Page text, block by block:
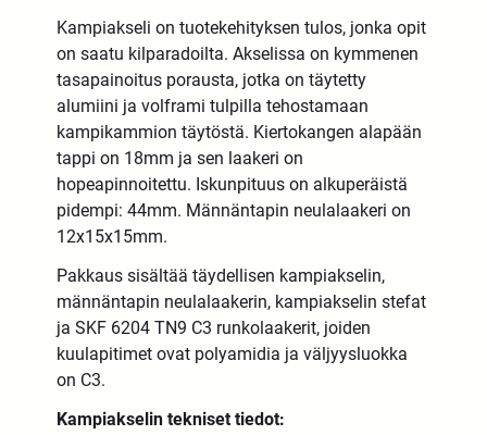
Kampiakseli on tuotekehityksen tulos, jonka opit
on saatu kilparadoilta. Akselissa on kymmenen
tasapainoitus porausta, jotka on täytetty
alumiini ja volframi tulpilla tehostamaan
kampikammion täytöstä. Kiertokangen alapään
tappi on 18mm ja sen laakeri on
hopeapinnoitettu. Iskunpituus on alkuperäistä
pidempi: 44mm. Männäntapin neulalaakeri on
12x15x15mm.
Pakkaus sisältää täydellisen kampiakselin,
männäntapin neulalaakerin, kampiakselin stefat
ja SKF 6204 TN9 C3 runkolaakerit, joiden
kuulapitimet ovat polyamidia ja väljyysluokka
on C3.
Kampiakselin tekniset tiedot: